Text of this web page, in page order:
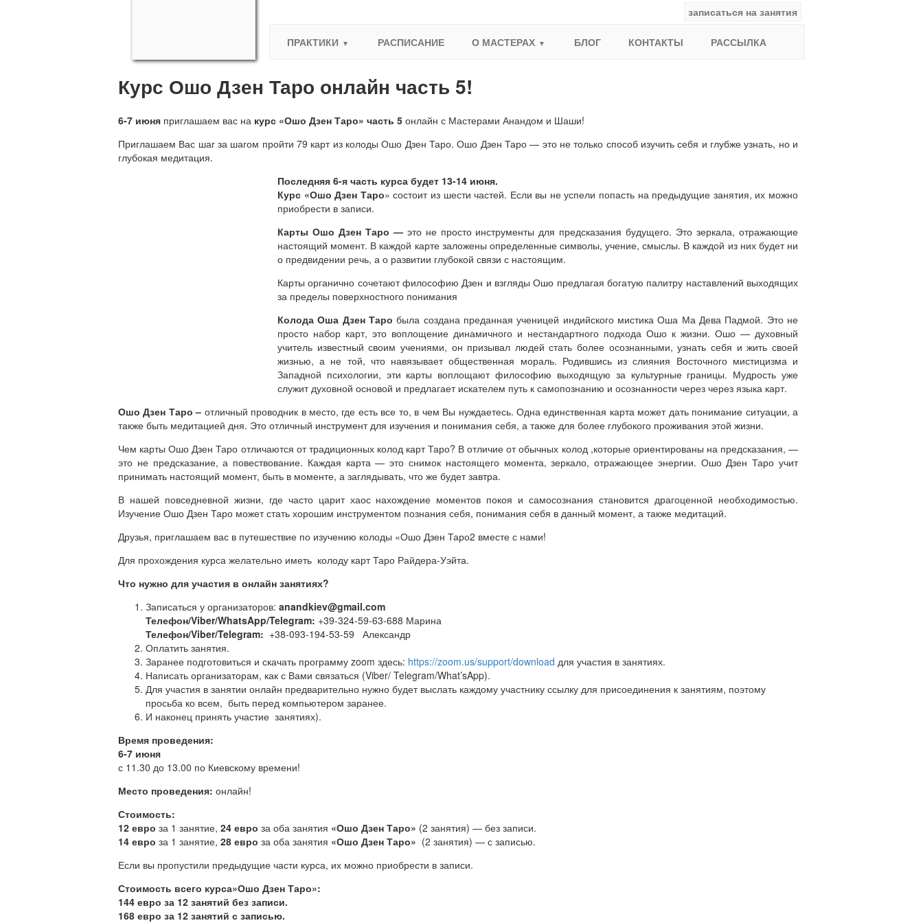
записаться на занятия
ПРАКТИКИ
РАСПИСАНИЕ О МАСТЕРАХ БЛОГ КОНТАКТЫ РАССЫЛКА
Курс Ошо Дзен Таро онлайн часть 5!
6-7 июня приглашаем вас на курс «Ошо Дзен Таро» часть 5 онлайн с Мастерами Анандом и Шаши!
Приглашаем Вас шаг за шагом пройти 79 карт из колоды Ошо Дзен Таро. Ошо Дзен Таро — это не только способ изучить себя и глубже узнать, но и
глубокая медитация.
Последняя 6-я часть курса будет 13-14 июня.
Курс «Ошо Дзен Таро» состоит из шести частей. Если вы не успели попасть на предыдущие занятия, их можно
приобрести в записи.
Карты Ошо Дзен Таро —это не просто инструменты для предсказания будущего. Это зеркала, отражающие
настоящий момент. В каждой карте заложены определенные символы, учение, смыслы. В каждой из них будет ни
о предвидении речь, а о развитии глубокой связи с настоящим.
Карты органично сочетают философию Дзен и взгляды Ошо предлагая богатую палитру наставлений выходящих
за пределы поверхностного понимания
Колода Оша Дзен Таро была создана преданная ученицей индийского мистика Оша Ма Дева Падмой. Это не
просто набор карт, это воплощение динамичного и нестандартного подхода Ошо к жизни. Ошо — духовный
учитель известный своим учениями, он призывал людей стать более осознанными, узнать себя и жить своей
жизнью, а не той, что навязывает общественная мораль. Родившись из слияния Восточного мистицизма и
Западной психологии, эти карты воплощают философию выходящую за культурные границы. Мудрость уже
служит духовной основой и предлагает искателем путь к самопознанию и осознанности через через языка карт.
Ошо Дзен Таро – отличный проводник в место, где есть все то, в чем Вы нуждаетесь. Одна единственная карта может дать понимание ситуации, а
также быть медитацией дня. Это отличный инструмент для изучения и понимания себя, а также для более глубокого проживания этой жизни.
Чем карты Ошо Дзен Таро отличаются от традиционных колод карт Таро? В отличие от обычных колод ,которые ориентированы на предсказания, —
это не предсказание, а повествование. Каждая карта — это снимок настоящего момента, зеркало, отражающее энергии. Ошо Дзен Таро учит
принимать настоящий момент, быть в моменте, а заглядывать, что же будет завтра.
В нашей повседневной жизни, где часто царит хаос нахождение моментов покоя и самосознания становится драгоценной необходимостью.
Изучение Ошо Дзен Таро может стать хорошим инструментом познания себя, понимания себя в данный момент, а также медитаций.
Друзья, приглашаем вас в путешествие по изучению колоды «Ошо Дзен Таро2 вместе с нами!
Для прохождения курса желательно иметь колоду карт Таро Райдера-Уэйта.
Что нужно для участия в онлайн занятиях?
Записаться у организаторов: anandkiev@gmail.com
Телефон/Viber/WhatsApp/Telegram: +39-324-59-63-688 Марина
Телефон/Viber/Telegram: +38-093-194-53-59 Александр
Оплатить занятия.
Заранее подготовиться и скачать программу zoom здесь: https://zoom.us/support/download для участия в занятиях.
Написать организаторам, как с Вами связаться (Viber/ Telegram/What’sApp).
Для участия в занятии онлайн предварительно нужно будет выслать каждому участнику ссылку для присоединения к занятиям, поэтому
просьба ко всем, быть перед компьютером заранее.
И наконец принять участие занятиях).
Время проведения:
6-7 июня
с 11.30 до 13.00 по Киевскому времени!
Место проведения: онлайн!
Стоимость:
12 евро за 1 занятие, 24 евро за оба занятия «Ошо Дзен Таро» (2 занятия) — без записи.
14 евро за 1 занятие, 28 евро за оба занятия «Ошо Дзен Таро» (2 занятия) — с записью.
Если вы пропустили предыдущие части курса, их можно приобрести в записи.
Стоимость всего курса»Ошо Дзен Таро»:
144 евро за 12 занятий без записи.
168 евро за 12 занятий с записью.